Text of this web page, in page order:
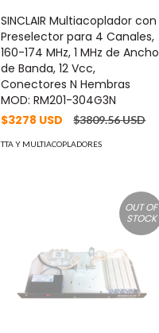
SINCLAIR Multiacoplador con
Preselector para 4 Canales,
160-174 MHz, 1 MHz de Ancho
de Banda, 12 Vcc,
Conectores N Hembras
MOD: RM201-304G3N
$3278 USD
$3809.56 USD
TTA Y MULTIACOPLADORES
OUT OF
STOCK